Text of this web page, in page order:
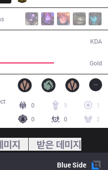
Gold
KDA
0 9
1
0
0 2
미지 받은 데미지
BlueSide